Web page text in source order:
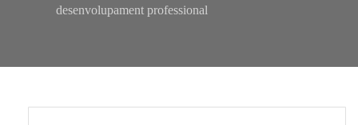
desenvolupament professional